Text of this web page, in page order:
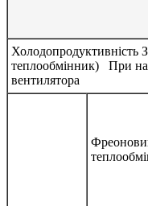
теплообмінник) При
вентилятора